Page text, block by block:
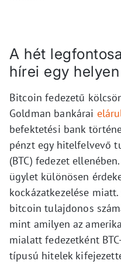
A hét
hírei egy helyen
Bitcoin fedezetű
Goldman bankárai
befektetési bank
pénzt egy hitelfelvevő
(BTC) fedezet
ügylet különösen
kockázatkezelése
bitcoin tulajdonos
mint amilyen az
mialatt fedezetként
típusú hitelek